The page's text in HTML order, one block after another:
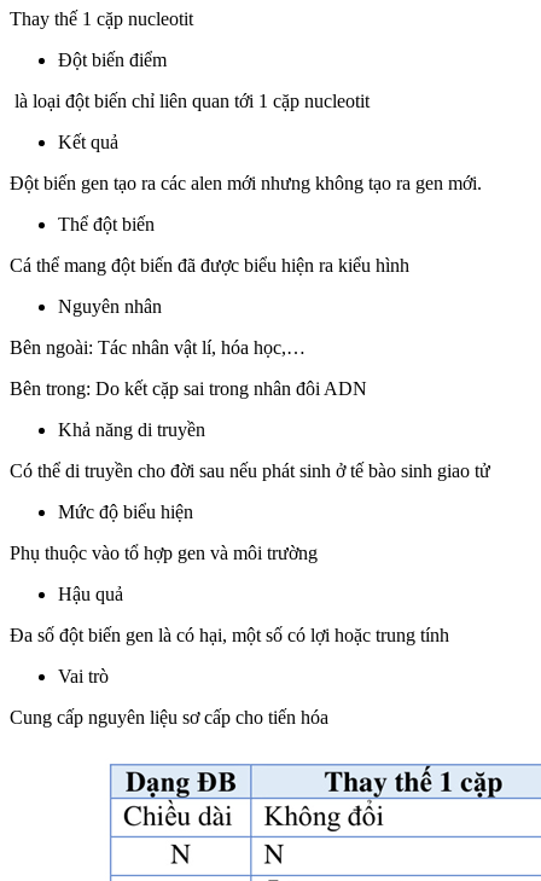
Thay thế 1 cặp nucleotit
Đột biến điểm
là loại đột biến chỉ liên quan tới 1 cặp nucleotit
Kết quả
Đột biến gen tạo ra các alen mới nhưng không tạo ra gen mới.
Thể đột biến
Cá thể mang đột biến đã được biểu hiện ra kiểu hình
Nguyên nhân
Bên ngoài: Tác nhân vật lí, hóa học,…
Bên trong: Do kết cặp sai trong nhân đôi ADN
Khả năng di truyền
Có thể di truyền cho đời sau nếu phát sinh ở tế bào sinh giao tử
Mức độ biểu hiện
Phụ thuộc vào tổ hợp gen và môi trường
Hậu quả
Đa số đột biến gen là có hại, một số có lợi hoặc trung tính
Vai trò
Cung cấp nguyên liệu sơ cấp cho tiến hóa